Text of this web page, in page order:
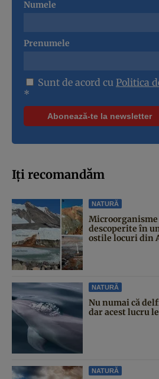
Numele
Prenumele
Sunt de acord cu Politica
*
Iți recomandăm
NATURĂ
descoperite în
ostile locuri din
NATURĂ
Nu numai că
dar acest lucru
NATURĂ